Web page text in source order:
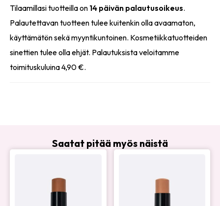
Tilaamillasi tuotteilla on 14 päivän palautusoikeus.
Palautettavan tuotteen tulee kuitenkin olla avaamaton,
käyttämätön sekä myyntikuntoinen. Kosmetiikkatuotteiden
sinettien tulee olla ehjät. Palautuksista veloitamme
toimituskuluina 4,90 €.
Saatat pitää myös näistä